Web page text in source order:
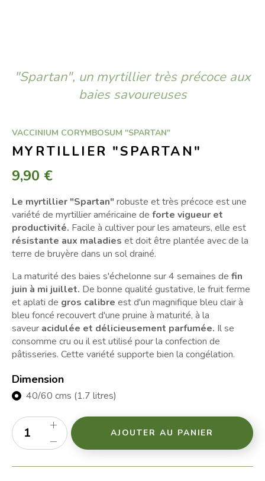
"Spartan", un myrtillier très précoce aux
baies savoureuses
VACCINIUM CORYMBOSUM "SPARTAN"
MYRTILLIER "SPARTAN"
9,90 €
Le myrtillier "Spartan"robuste et très précoce est une
variété de myrtillier américaine de forte vigueur et
productivité. Facile à cultiver pour les amateurs, elle est
résistante aux maladies et doit être plantée avec de la
terre de bruyère dans un sol drainé.
La maturité des baies s'échelonne sur 4 semaines de fin
juin à mi juillet. De bonne qualité gustative, le fruit ferme
et aplati de gros calibre est d'un magnifique bleu clair à
bleu foncé recouvert d'une pruine à maturité, à la
saveur acidulée et délicieusement parfumée. Il se
consomme cru ou il est utilisé pour la confection de
pâtisseries. Cette variété supporte bien la congélation.
Dimension
40/60 cms (1.7 litres)
AJOUTER AU PANIER